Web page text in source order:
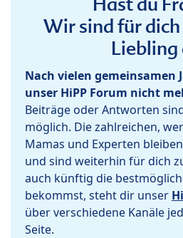
Wir sind für
Liebling
Nach vielen gemeinsamen
unser HiPP Forum nicht
Beiträge oder Antworten
möglich. Die zahlreichen,
Mamas und Experten
und sind weiterhin für dich
auch künftig die
bekommst, steht dir unser
über verschiedene Kanäle
Seite.